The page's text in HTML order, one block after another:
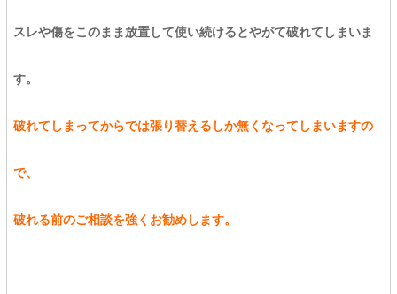
スレや傷をこのまま放置して使い続けるとやがて破れてしまいま
す。
破れてしまってからでは張り替えるしか無くなってしまいますの
で、
破れる前のご相談を強くお勧めします。